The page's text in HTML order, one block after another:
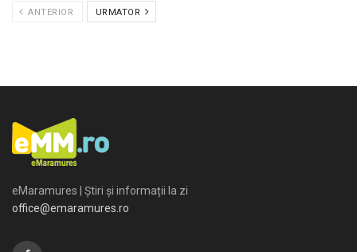
ANTERIOR URMATOR
eMaramures | Știri și informații la zi
office@emaramures.ro